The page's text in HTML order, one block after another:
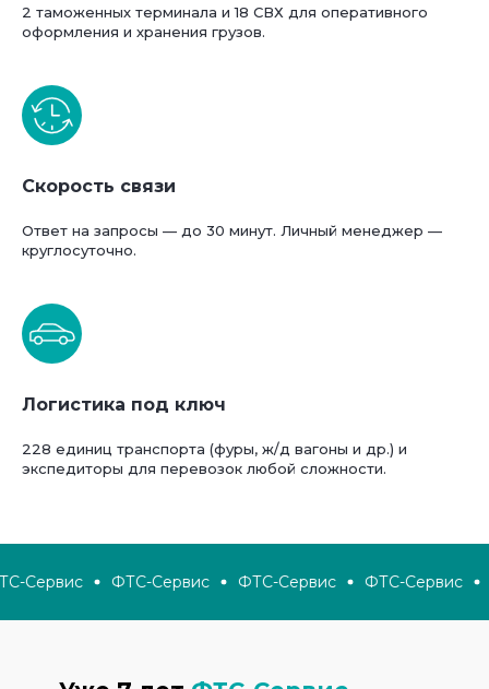
2 таможенных терминала и 18 СВХ для оперативного
оформления и хранения грузов.
Скорость связи
Ответ на запросы — до 30 минут. Личный менеджер —
круглосуточно.
Логистика под ключ
228 единиц транспорта (фуры, ж/д вагоны и др.) и
экспедиторы для перевозок любой сложности.
Сервис ФТС-Сервис ФТС-Сервис ФТС-Сервис